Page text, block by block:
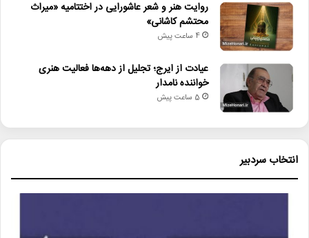
روایت هنر و شعر عاشورایی در اختتامیه «میراث
محتشم کاشانی»
4 ساعت پیش
عیادت از ایرج؛ تجلیل از دهه‌ها فعالیت هنری
خواننده نامدار
5 ساعت پیش
انتخاب سردبیر